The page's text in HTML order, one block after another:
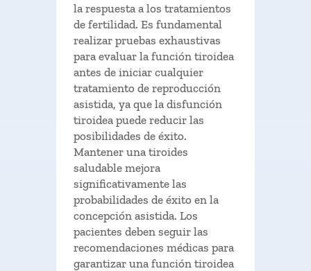
la respuesta a los tratamientos
de fertilidad. Es fundamental
realizar pruebas exhaustivas
para evaluar la función tiroidea
antes de iniciar cualquier
tratamiento de reproducción
asistida, ya que la disfunción
tiroidea puede reducir las
posibilidades de éxito.
Mantener una tiroides
saludable mejora
significativamente las
probabilidades de éxito en la
concepción asistida. Los
pacientes deben seguir las
recomendaciones médicas para
garantizar una función tiroidea